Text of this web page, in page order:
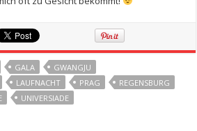
GALA
GWANGJU
LAUFNACHT PRAG
REGENSBURG
UNIVERSIADE